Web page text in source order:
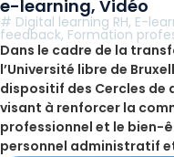
e-learning, Vidéo
# Digital learning RH, E-
feedback, Formation
Dans le cadre de la
l’Université libre de
dispositif des Cercles de
visant à renforcer la
professionnel et le bien-
personnel administratif